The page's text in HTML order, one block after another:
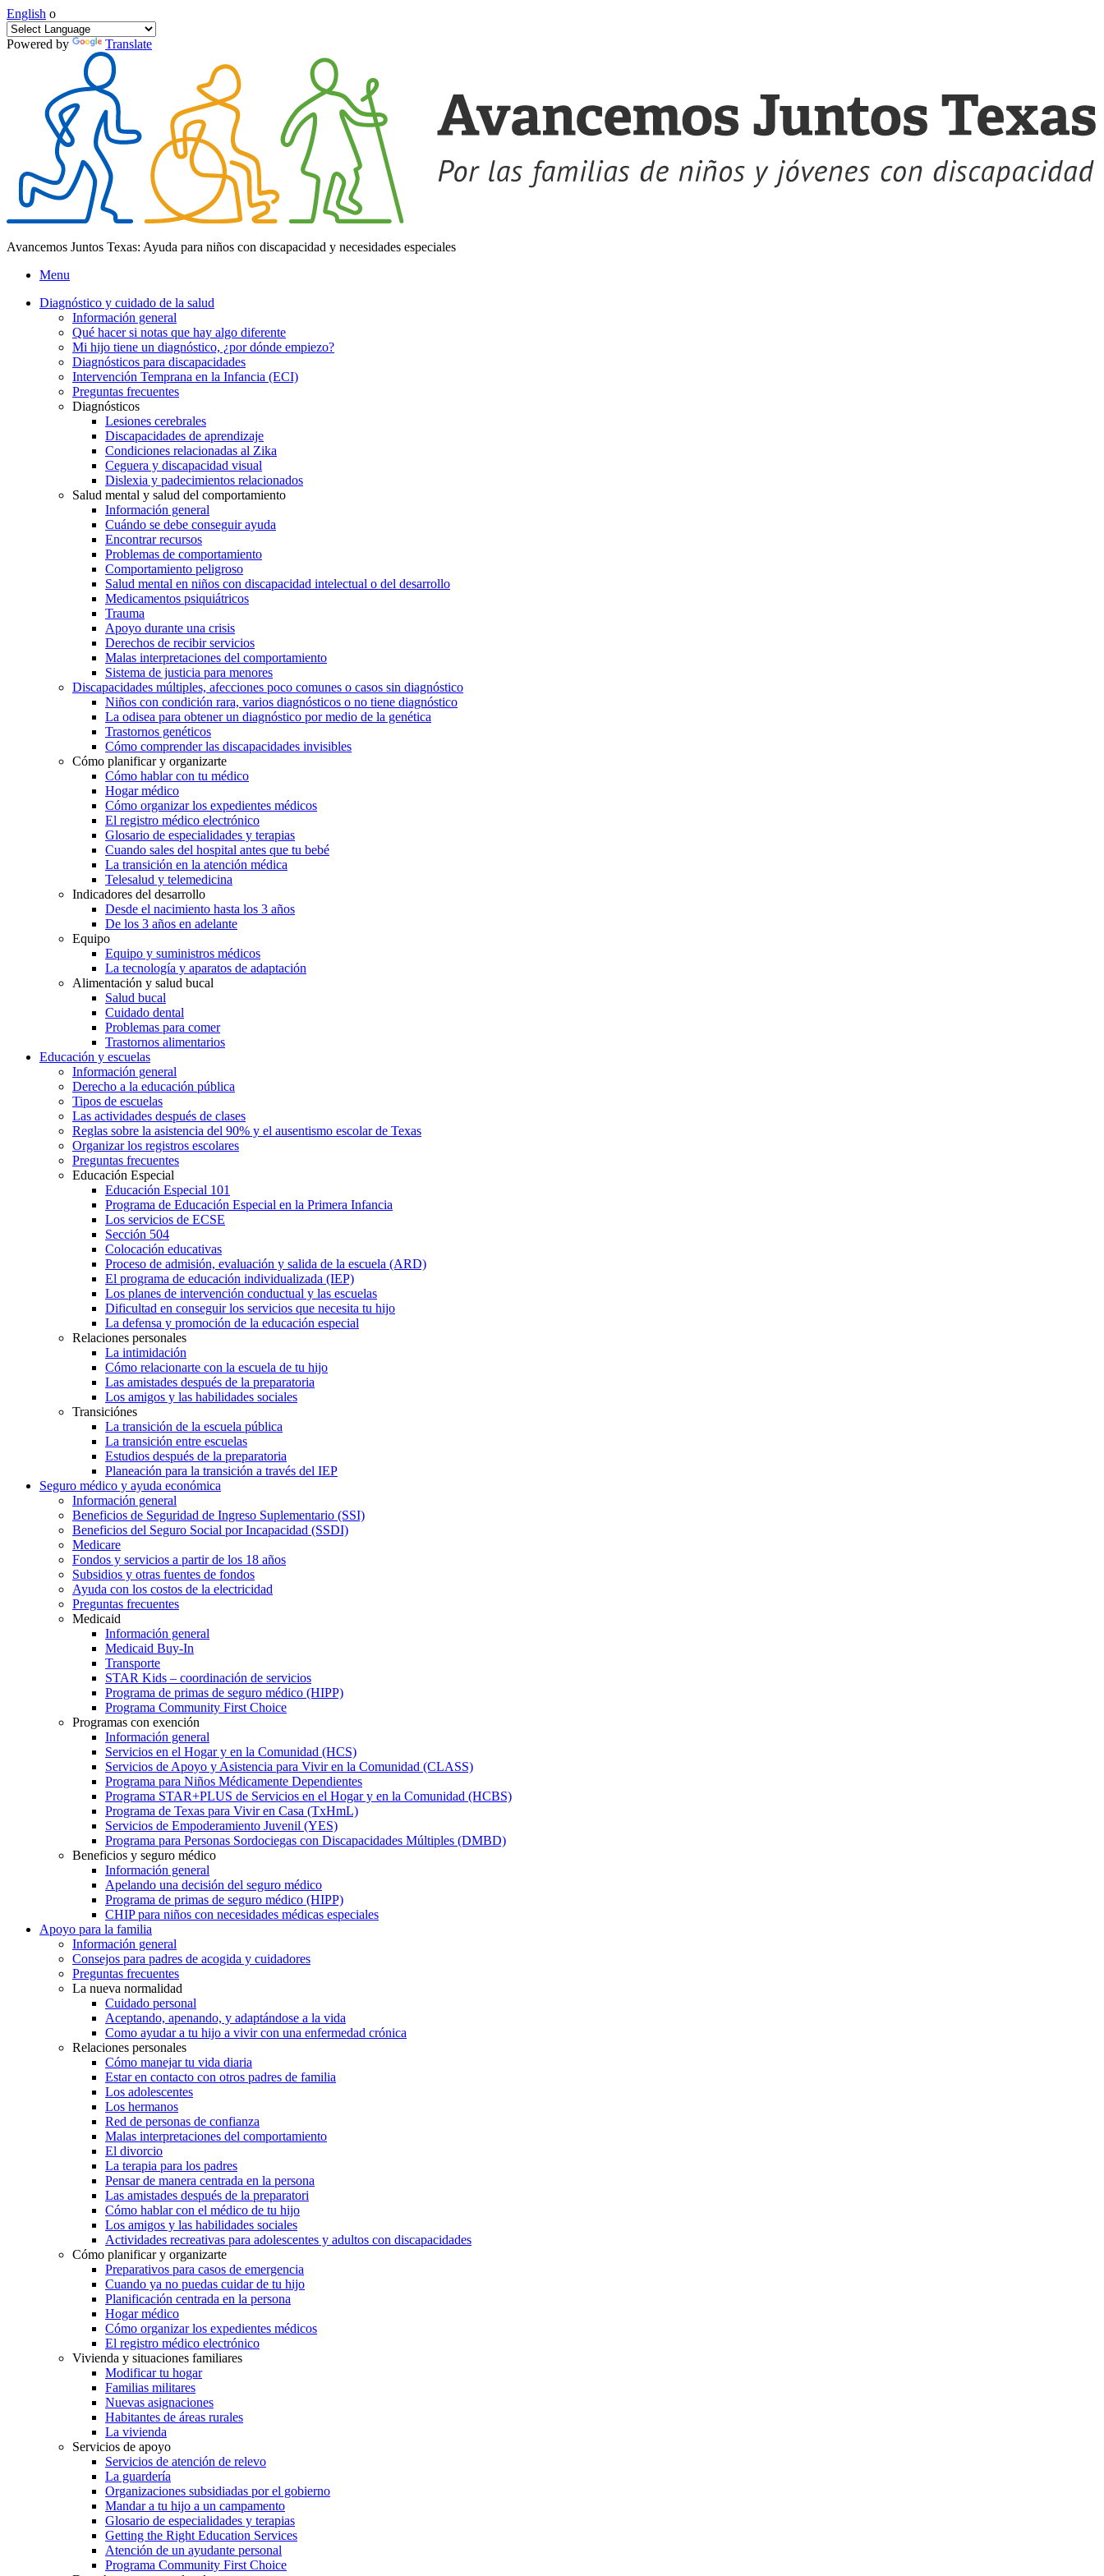
English o
Powered by Translate
Avancemos Juntos Texas: Ayuda para niños con discapacidad y necesidades especiales
Menu
Diagnóstico y cuidado de la salud
Información general
Qué hacer si notas que hay algo diferente
Mi hijo tiene un diagnóstico, ¿por dónde empiezo?
Diagnósticos para discapacidades
Intervención Temprana en la Infancia (ECI)
Preguntas frecuentes
Diagnósticos
Lesiones cerebrales
Discapacidades de aprendizaje
Condiciones relacionadas al Zika
Ceguera y discapacidad visual
Dislexia y padecimientos relacionados
Salud mental y salud del comportamiento
Información general
Cuándo se debe conseguir ayuda
Encontrar recursos
Problemas de comportamiento
Comportamiento peligroso
Salud mental en niños con discapacidad intelectual o del desarrollo
Medicamentos psiquiátricos
Trauma
Apoyo durante una crisis
Derechos de recibir servicios
Malas interpretaciones del comportamiento
Sistema de justicia para menores
Discapacidades múltiples, afecciones poco comunes o casos sin diagnóstico
Niños con condición rara, varios diagnósticos o no tiene diagnóstico
La odisea para obtener un diagnóstico por medio de la genética
Trastornos genéticos
Cómo comprender las discapacidades invisibles
Cómo planificar y organizarte
Cómo hablar con tu médico
Hogar médico
Cómo organizar los expedientes médicos
El registro médico electrónico
Glosario de especialidades y terapias
Cuando sales del hospital antes que tu bebé
La transición en la atención médica
Telesalud y telemedicina
Indicadores del desarrollo
Desde el nacimiento hasta los 3 años
De los 3 años en adelante
Equipo
Equipo y suministros médicos
La tecnología y aparatos de adaptación
Alimentación y salud bucal
Salud bucal
Cuidado dental
Problemas para comer
Trastornos alimentarios
Educación y escuelas
Información general
Derecho a la educación pública
Tipos de escuelas
Las actividades después de clases
Reglas sobre la asistencia del 90% y el ausentismo escolar de Texas
Organizar los registros escolares
Preguntas frecuentes
Educación Especial
Educación Especial 101
Programa de Educación Especial en la Primera Infancia
Los servicios de ECSE
Sección 504
Colocación educativas
Proceso de admisión, evaluación y salida de la escuela (ARD)
El programa de educación individualizada (IEP)
Los planes de intervención conductual y las escuelas
Dificultad en conseguir los servicios que necesita tu hijo
La defensa y promoción de la educación especial
Relaciones personales
La intimidación
Cómo relacionarte con la escuela de tu hijo
Las amistades después de la preparatoria
Los amigos y las habilidades sociales
Transiciónes
La transición de la escuela pública
La transición entre escuelas
Estudios después de la preparatoria
Planeación para la transición a través del IEP
Seguro médico y ayuda económica
Información general
Beneficios de Seguridad de Ingreso Suplementario (SSI)
Beneficios del Seguro Social por Incapacidad (SSDI)
Medicare
Fondos y servicios a partir de los 18 años
Subsidios y otras fuentes de fondos
Ayuda con los costos de la electricidad
Preguntas frecuentes
Medicaid
Información general
Medicaid Buy-In
Transporte
STAR Kids – coordinación de servicios
Programa de primas de seguro médico (HIPP)
Programa Community First Choice
Programas con exención
Información general
Servicios en el Hogar y en la Comunidad (HCS)
Servicios de Apoyo y Asistencia para Vivir en la Comunidad (CLASS)
Programa para Niños Médicamente Dependientes
Programa STAR+PLUS de Servicios en el Hogar y en la Comunidad (HCBS)
Programa de Texas para Vivir en Casa (TxHmL)
Servicios de Empoderamiento Juvenil (YES)
Programa para Personas Sordociegas con Discapacidades Múltiples (DMBD)
Beneficios y seguro médico
Información general
Apelando una decisión del seguro médico
Programa de primas de seguro médico (HIPP)
CHIP para niños con necesidades médicas especiales
Apoyo para la familia
Información general
Consejos para padres de acogida y cuidadores
Preguntas frecuentes
La nueva normalidad
Cuidado personal
Aceptando, apenando, y adaptándose a la vida
Como ayudar a tu hijo a vivir con una enfermedad crónica
Relaciones personales
Cómo manejar tu vida diaria
Estar en contacto con otros padres de familia
Los adolescentes
Los hermanos
Red de personas de confianza
Malas interpretaciones del comportamiento
El divorcio
La terapia para los padres
Pensar de manera centrada en la persona
Las amistades después de la preparatori
Cómo hablar con el médico de tu hijo
Los amigos y las habilidades sociales
Actividades recreativas para adolescentes y adultos con discapacidades
Cómo planificar y organizarte
Preparativos para casos de emergencia
Cuando ya no puedas cuidar de tu hijo
Planificación centrada en la persona
Hogar médico
Cómo organizar los expedientes médicos
El registro médico electrónico
Vivienda y situaciones familiares
Modificar tu hogar
Familias militares
Nuevas asignaciones
Habitantes de áreas rurales
La vivienda
Servicios de apoyo
Servicios de atención de relevo
La guardería
Organizaciones subsidiadas por el gobierno
Mandar a tu hijo a un campamento
Glosario de especialidades y terapias
Getting the Right Education Services
Atención de un ayudante personal
Programa Community First Choice